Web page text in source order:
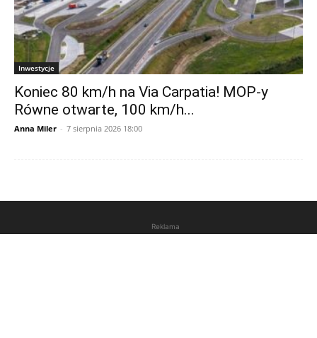
Inwestycje
Koniec 80 km/h na Via Carpatia! MOP-y
Równe otwarte, 100 km/h...
Anna Miler - 7 sierpnia 2026 18:00
Reklama